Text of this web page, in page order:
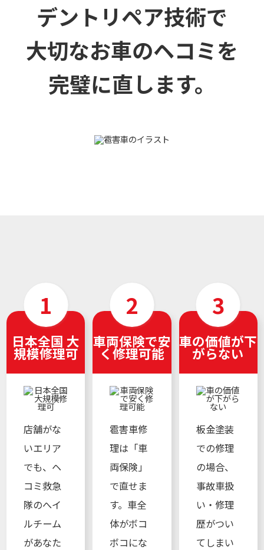
デントリペア技術で
大切なお車のヘコミを
完璧に直します。
日本全国 大
規模修理可
店舗がな
いエリア
でも、ヘ
コミ救急
隊のへイ
ルチーム
があなた
車両保険で安
く修理可能
雹害車修
理は「車
両保険」
で直せま
す。車全
体がボコ
ボコにな
車の価値が下
がらない
板金塗装
での修理
の場合、
事故車扱
い・修理
歴がつい
てしまい